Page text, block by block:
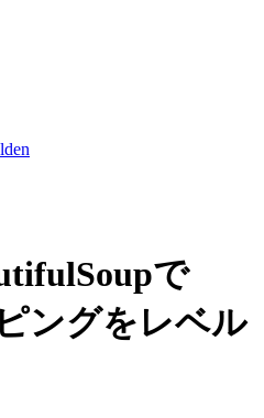
で
ングをレベル